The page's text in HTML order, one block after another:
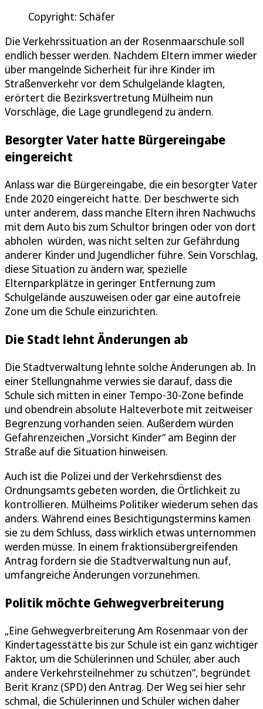
Copyright: Schäfer
Die Verkehrssituation an der Rosenmaarschule soll
endlich besser werden. Nachdem Eltern immer wieder
über mangelnde Sicherheit für ihre Kinder im
Straßenverkehr vor dem Schulgelände klagten,
erörtert die Bezirksvertretung Mülheim nun
Vorschläge, die Lage grundlegend zu ändern.
Besorgter Vater hatte Bürgereingabe
eingereicht
Anlass war die Bürgereingabe, die ein besorgter Vater
Ende 2020 eingereicht hatte. Der beschwerte sich
unter anderem, dass manche Eltern ihren Nachwuchs
mit dem Auto bis zum Schultor bringen oder von dort
abholen würden, was nicht selten zur Gefährdung
anderer Kinder und Jugendlicher führe. Sein Vorschlag,
diese Situation zu ändern war, spezielle
Elternparkplätze in geringer Entfernung zum
Schulgelände auszuweisen oder gar eine autofreie
Zone um die Schule einzurichten.
Die Stadt lehnt Änderungen ab
Die Stadtverwaltung lehnte solche Änderungen ab. In
einer Stellungnahme verwies sie darauf, dass die
Schule sich mitten in einer Tempo-30-Zone befinde
und obendrein absolute Halteverbote mit zeitweiser
Begrenzung vorhanden seien. Außerdem würden
Gefahrenzeichen „Vorsicht Kinder“ am Beginn der
Straße auf die Situation hinweisen.
Auch ist die Polizei und der Verkehrsdienst des
Ordnungsamts gebeten worden, die Örtlichkeit zu
kontrollieren. Mülheims Politiker wiederum sehen das
anders. Während eines Besichtigungstermins kamen
sie zu dem Schluss, dass wirklich etwas unternommen
werden müsse. In einem fraktionsübergreifenden
Antrag fordern sie die Stadtverwaltung nun auf,
umfangreiche Änderungen vorzunehmen.
Politik möchte Gehwegverbreiterung
„Eine Gehwegverbreiterung Am Rosenmaar von der
Kindertagesstätte bis zur Schule ist ein ganz wichtiger
Faktor, um die Schülerinnen und Schüler, aber auch
andere Verkehrsteilnehmer zu schützen“, begründet
Berit Kranz (SPD) den Antrag. Der Weg sei hier sehr
schmal, die Schülerinnen und Schüler wichen daher